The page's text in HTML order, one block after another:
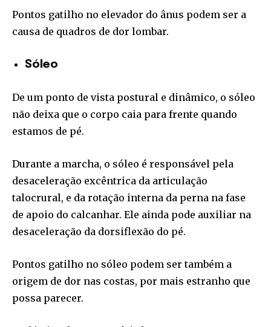
Pontos gatilho no elevador do ânus podem ser a
causa de quadros de dor lombar.
Sóleo
De um ponto de vista postural e dinâmico, o sóleo
não deixa que o corpo caia para frente quando
estamos de pé.
Durante a marcha, o sóleo é responsável pela
desaceleração excêntrica da articulação
talocrural, e da rotação interna da perna na fase
de apoio do calcanhar. Ele ainda pode auxiliar na
desaceleração da dorsiflexão do pé.
Pontos gatilho no sóleo podem ser também a
origem de dor nas costas, por mais estranho que
possa parecer.